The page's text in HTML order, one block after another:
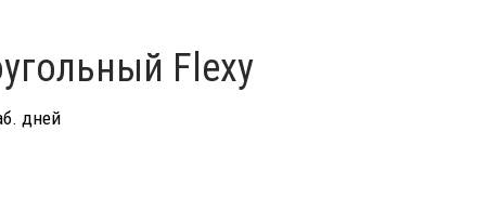
Flexy
дней